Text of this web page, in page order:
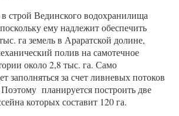
строй Вединского водохранилища
ему надлежит обеспечить
га земель в Араратской долине,
полив на самотечное
около 2,8 тыс. га. Само
заполняться за счет ливневых потоков
планируется построить две
которых составит 120 га.